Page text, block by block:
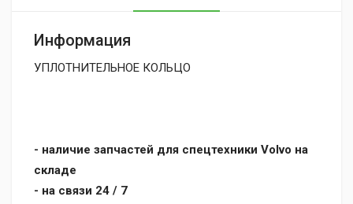
Информация
УПЛОТНИТЕЛЬНОЕ КОЛЬЦО
- наличие запчастей для спецтехники Volvo на
складе
- на связи 24 / 7